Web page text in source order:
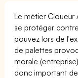
Le métier Cloueur
se protéger
pouvez lors de
de palettes
morale
donc important